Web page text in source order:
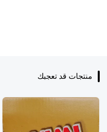
منتجات قد تعجبك